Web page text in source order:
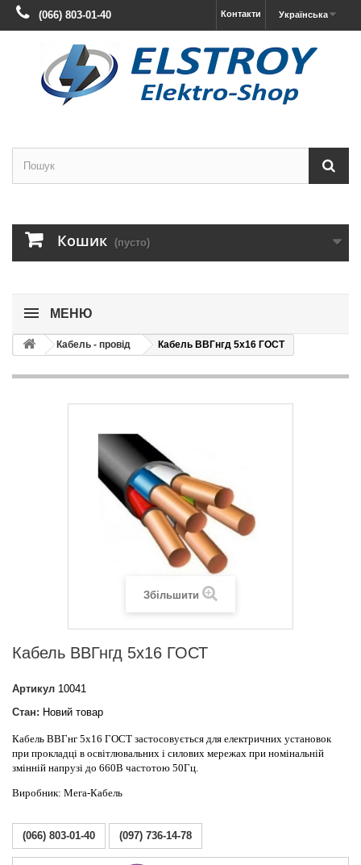
Українська
Контакти
(066) 803-01-40
Кошик (пусто)
МЕНЮ
Кабель - провід Кабель ВВГнгд 5х16 ГОСТ
Збільшити
Кабель ВВГнгд 5х16 ГОСТ
Артикул 10041
Стан: Новий товар
Кабель ВВГнг 5х16 ГОСТ застосовується для електричних установок
при прокладці в освітлювальних і силових мережах при номінальній
змінній напрузі до 660В частотою 50Гц.
Виробник: Мега-Кабель
(066) 803-01-40 (097) 736-14-78